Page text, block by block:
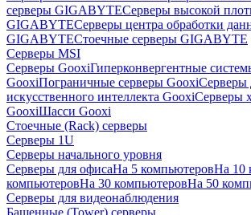
серверы GIGABYTEСерверы высокой
GIGABYTEСерверы центра обработки
GIGABYTEСтоечные серверы GIGABYTE
Серверы MSI
Серверы GooxiГиперконвергентные
GooxiПограничные серверы GooxiСерверы
искусственного интеллекта GooxiСерверы
GooxiШасси Gooxi
Стоечные (Rack) серверы
Серверы 1U
Серверы начального уровня
Серверы для офисаНа 5 компьютеровНа 10
компьютеровНа 30 компьютеровНа 50
Серверы для видеонаблюдения
Башенные (Tower) серверы